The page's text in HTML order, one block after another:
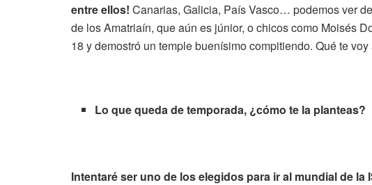
entre ellos! Canarias, Galicia, País Vasco… podemos ver
de los Amatriaín, que aún es júnior, o chicos como Moisés
18 y demostró un temple buenísimo compitiendo. Qué te
Lo que queda de temporada, ¿cómo te la planteas?
Intentaré ser uno de los elegidos para ir al mundial de la